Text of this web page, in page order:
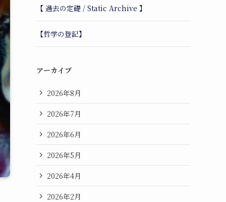
【 過去の定礎 / Static Archive 】
【哲学の登記】
アーカイブ
2026年8月
2026年7月
2026年6月
2026年5月
2026年4月
2026年2月